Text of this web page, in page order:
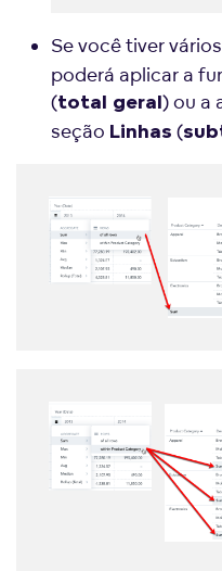
Se você tiver
poderá aplicar a
(total geral ) ou a
seção Linhas (